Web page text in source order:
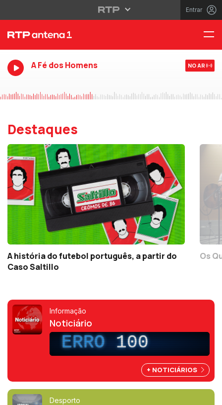
Entrar
A Fé dos Homens NO AR
Destaques
A história do futebol português, a partir do
Caso Saltillo
Os
Informação
Noticiário
ERRO100
+ NOTICIÁRIOS
Desporto